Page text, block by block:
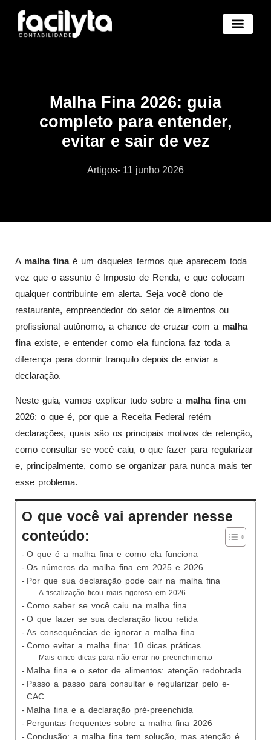
Malha Fina 2026: guia
completo para entender,
evitar e sair de vez
Artigos- 11 junho 2026
A malha finaé um daqueles termos que aparecem toda
vez que o assunto é Imposto de Renda, e que colocam
qualquer contribuinte em alerta. Seja você dono de
restaurante, empreendedor do setor de alimentos ou
profissional autônomo, a chance de cruzar com a malha
finaexiste, e entender como ela funciona faz toda a
diferença para dormir tranquilo depois de enviar a
declaração.
Neste guia, vamos explicar tudo sobre a malha finaem
2026: o que é, por que a Receita Federal retém
declarações, quais são os principais motivos de retenção,
como consultar se você caiu, o que fazer para regularizar
e, principalmente, como se organizar para nunca mais ter
esse problema.
O que você vai aprender nesse
conteúdo:
O que é a malha fina e como ela funciona
Os números da malha fina em 2025 e 2026
Por que sua declaração pode cair na malha fina
A fiscalização ficou mais rigorosa em 2026
Como saber se você caiu na malha fina
O que fazer se sua declaração ficou retida
As consequências de ignorar a malha fina
Como evitar a malha fina: 10 dicas práticas
Mais cinco dicas para não errar no preenchimento
Malha fina e o setor de alimentos: atenção redobrada
Passo a passo para consultar e regularizar pelo e-
CAC
Malha fina e a declaração pré-preenchida
Perguntas frequentes sobre a malha fina 2026
Conclusão: a malha fina tem solução, mas atenção é